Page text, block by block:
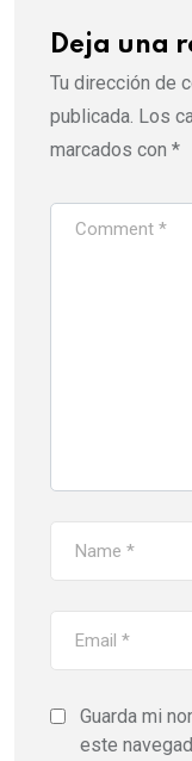
Deja una
Tu dirección de
publicada. Los
marcados con *
Guarda mi
este